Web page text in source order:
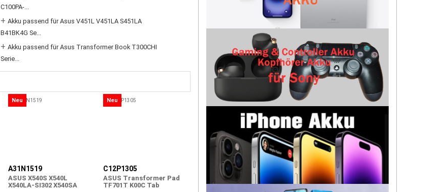
C100PA-...
+Akku passend für Asus V451L V451LA S451LA
B41BK4G Se...
+Akku passend für Asus Transformer Book T300CHI
Serie...
Neu
A31N1519
ASUS X540S X540L
X540LA-SI302 X540SA
Neu
C12P1305
ASUS Transformer Pad
TF701T K00C Tab